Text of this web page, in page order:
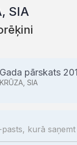
SIA
Gada pārskats
KRŪZA, SIA